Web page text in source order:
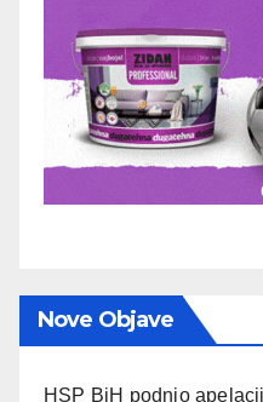
Nove Objave
HSP BiH podnio